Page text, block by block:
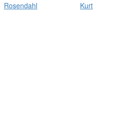
Rosendahl
Kurt